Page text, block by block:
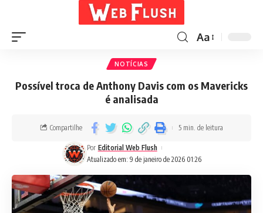
Aa
NOTÍCIAS
Possível troca de Anthony Davis com os Mavericks
é analisada
Atualizado em: 9 de janeiro de 2026 01:26
Por Editorial Web Flush
Compartilhe 5 min. de leitura